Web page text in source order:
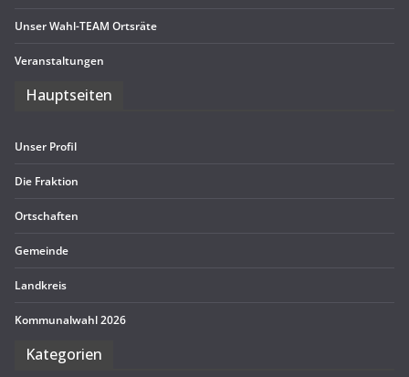
Unser Wahl-TEAM Ortsräte
Ver­an­stal­tun­gen
Haupt­sei­ten
Unser Pro­fil
Die Frak­tion
Ort­schaf­ten
Gemeinde
Land­kreis
Kom­mu­nal­wahl 2026
Kate­go­rien